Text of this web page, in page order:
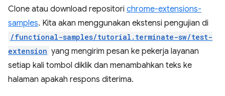
Clone atau download repositori chrome-extensions-
samples. Kita akan menggunakan ekstensi pengujian di
/functional-samples/tutorial.terminate-sw/test-
extension yang mengirim pesan ke pekerja layanan
setiap kali tombol diklik dan menambahkan teks ke
halaman apakah respons diterima.